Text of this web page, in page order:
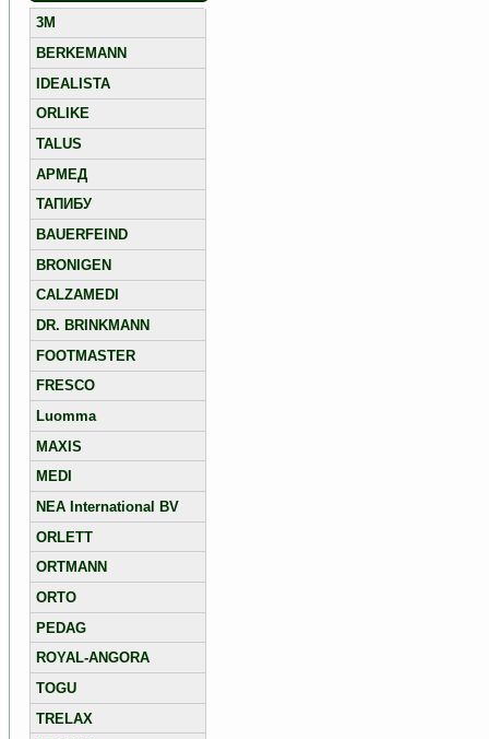
3M
BERKEMANN
IDEALISTA
ORLIKE
TALUS
АРМЕД
ТАПИБУ
BAUERFEIND
BRONIGEN
CALZAMEDI
DR. BRINKMANN
FOOTMASTER
FRESCO
Luomma
MAXIS
MEDI
NEA International BV
ORLETT
ORTMANN
ORTO
PEDAG
ROYAL-ANGORA
TOGU
TRELAX